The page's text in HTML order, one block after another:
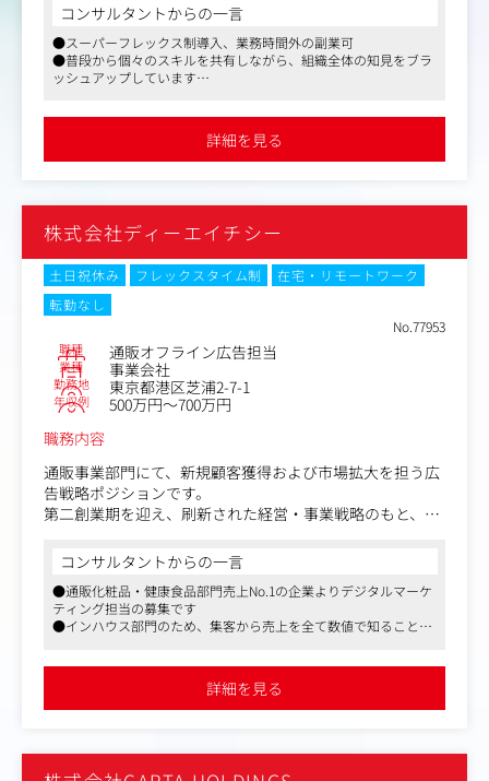
【業務内容】
クライアントの事業課題を解決するため、LINE公式アカウ
ントを軸としたマーケティング戦略の立案から実行、効果
検証までを一気通貫で担当していただきます。
・事業会社の課題解決や目的達成に向けたLINE公式アカウ
ントのKPI設計
・目的に応じたLINE公式アカウントの最適な活用プラン、
ロードマップの策定及び提案
・日々のアカウント運用における改善提案、その他運用・
・顧客の課題を解決するためのキャンペーンの企画、設
計、開発ディレクション対応
・クライアント、及び広告代理店、プラットフォーマーな
【業務の流れ】
▼ヒアリングや調査を通して企業が求める課題を抽出
▼課題解決のためにLINE公式アカウント及びKNOTBOXを
活用したプランニング
▼受注後、LINE公式アカウントの運用を支援・コンサルテ
ィング
コンサルタントからの一言
●スーパーフレックス制導入、業務時間外の副業可
●普段から個々のスキルを共有しながら、組織全体の知見をブラ
ッシュアップしています
詳細を見る
株式会社ディーエイチシー
土日祝休み フレックスタイム制
在宅・リモートワーク
転勤なし
No.77953
職種 通販オフライン広告担当
業種 事業会社
勤務地 東京都港区芝浦2-7-1
年収例
500万円～700万円
職務内容
通販事業部門にて、新規顧客獲得および市場拡大を担う広
告戦略ポジションです。
第二創業期を迎え、刷新された経営・事業戦略のもと、重
本ポジションでは新聞折込・新聞広告・インフォマーシャ
ル・同封同梱等のオフライン広告を中心に、施策立案から
実行、効果検証、改善、目標管理、制作進行まで一貫して
担当していただきます。
また今回配属となる広告宣伝グループでは、外部代理店と
連携をしながらオンライン領域（GoogleやYahoo等のデジ
コンサルタントからの一言
●通販化粧品・健康食品部門売上No.1の企業よりデジタルマーケ
ティング担当の募集です
●インハウス部門のため、集客から売上を全て数値で知ることが
がら長期的に働くことが可能です詳細を見る